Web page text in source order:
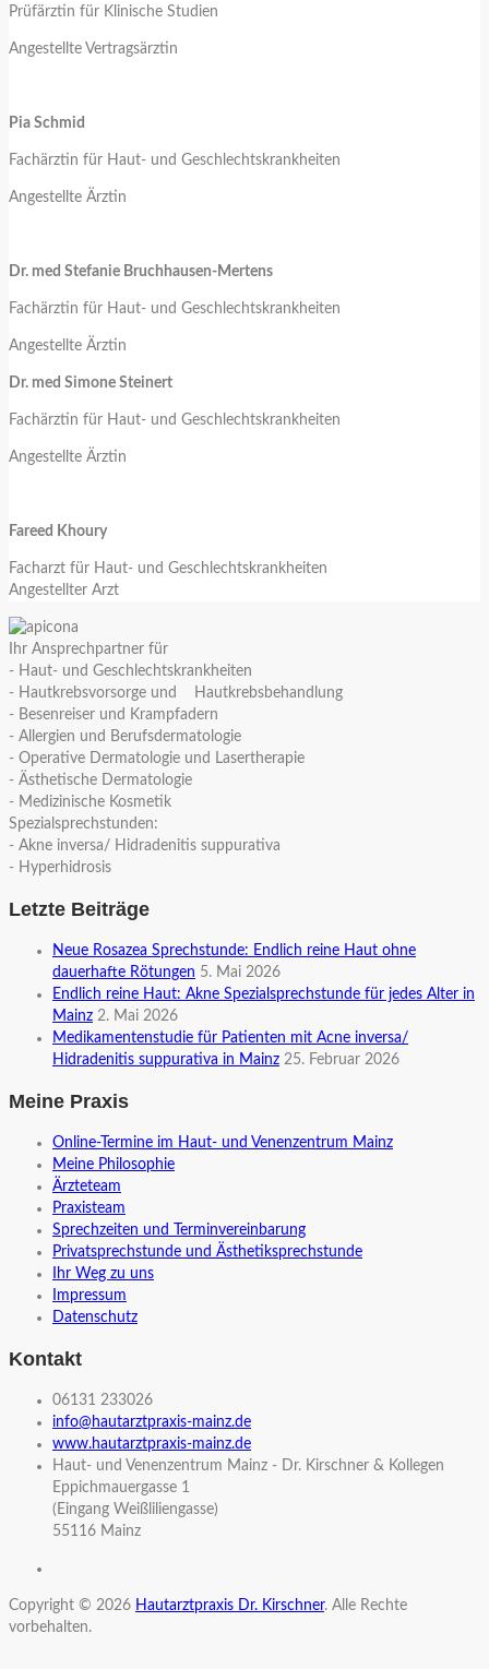
Prüfärztin für Klinische Studien
Angestellte Vertragsärztin
Pia Schmid
Fachärztin für Haut- und Geschlechtskrankheiten
Angestellte Ärztin
Dr. med Stefanie Bruchhausen-Mertens
Fachärztin für Haut- und Geschlechtskrankheiten
Angestellte Ärztin
Dr. med Simone Steinert
Fachärztin für Haut- und Geschlechtskrankheiten
Angestellte Ärztin
Fareed Khoury
Facharzt für Haut- und Geschlechtskrankheiten
Angestellter Arzt
Ihr Ansprechpartner für
- Haut- und Geschlechtskrankheiten
- Hautkrebsvorsorge und Hautkrebsbehandlung
- Besenreiser und Krampfadern
- Allergien und Berufsdermatologie
- Operative Dermatologie und Lasertherapie
- Ästhetische Dermatologie
- Medizinische Kosmetik
Spezialsprechstunden:
- Akne inversa/ Hidradenitis suppurativa
- Hyperhidrosis
Letzte Beiträge
Neue Rosazea Sprechstunde: Endlich reine Haut ohne
dauerhafte Rötungen 5. Mai 2026
Endlich reine Haut: Akne Spezialsprechstunde für jedes Alter in
Mainz 2. Mai 2026
Medikamentenstudie für Patienten mit Acne inversa/
Hidradenitis suppurativa in Mainz 25. Februar 2026
Meine Praxis
Online-Termine im Haut- und Venenzentrum Mainz
Meine Philosophie
Ärzteteam
Praxisteam
Sprechzeiten und Terminvereinbarung
Privatsprechstunde und Ästhetiksprechstunde
Ihr Weg zu uns
Impressum
Datenschutz
Kontakt
06131 233026
info@hautarztpraxis-mainz.de
www.hautarztpraxis-mainz.de
Haut- und Venenzentrum Mainz - Dr. Kirschner & Kollegen
Eppichmauergasse 1
(Eingang Weißliliengasse)
55116 Mainz
Copyright © 2026 Hautarztpraxis Dr. Kirschner. Alle Rechte
vorbehalten.